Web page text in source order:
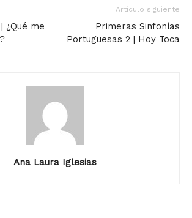
¿Qué me
Artículo siguiente
Primeras Sinfonías
Portuguesas 2 | Hoy Toca
Ana Laura Iglesias